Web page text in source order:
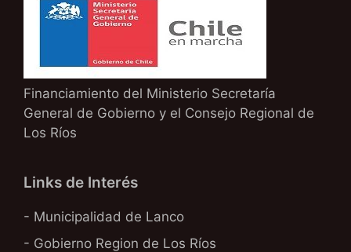
Financiamiento del Ministerio Secretaría
General de Gobierno y el Consejo Regional de
Los Ríos
Links de Interés
- Municipalidad de Lanco
- Gobierno Region de Los Ríos